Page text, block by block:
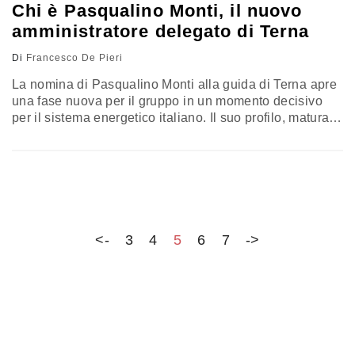
Chi è Pasqualino Monti, il nuovo
amministratore delegato di Terna
Di Francesco De Pieri
La nomina di Pasqualino Monti alla guida di Terna apre
una fase nuova per il gruppo in un momento decisivo
per il sistema energetico italiano. Il suo profilo, maturato
<- 3 4 5 6 7 ->